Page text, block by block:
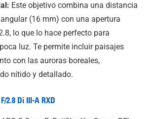
Este objetivo combina una distancia
(16 mm) con una apertura
lo que lo hace perfecto para
luz. Te permite incluir paisajes
con las auroras boreales,
nítido y detallado.
2.8 Di III-A RXD